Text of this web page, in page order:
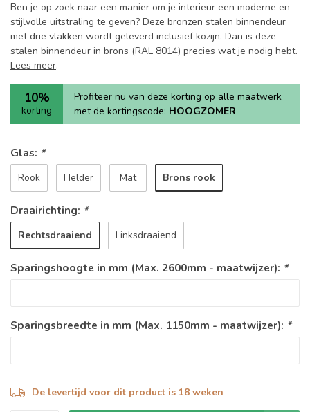
Ben je op zoek naar een manier om je interieur een moderne en
stijlvolle uitstraling te geven? Deze bronzen stalen binnendeur
met drie vlakken wordt geleverd inclusief kozijn. Dan is deze
stalen binnendeur in brons (RAL 8014) precies wat je nodig hebt.
Lees meer.
10%
korting
Profiteer nu van deze korting op alle maatwerk
met de kortingscode: HOOGZOMER
Glas: *
Rook Helder Mat Brons rook
Draairichting: *
Rechtsdraaiend Linksdraaiend
Sparingshoogte in mm (Max. 2600mm - maatwijzer): *
Sparingsbreedte in mm (Max. 1150mm - maatwijzer): *
De levertijd voor dit product is 18 weken